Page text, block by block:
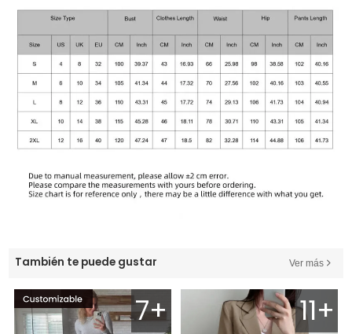
También te puede gustar Ver más
7+ 11+